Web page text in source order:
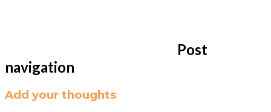
Post
navigation
Add your thoughts